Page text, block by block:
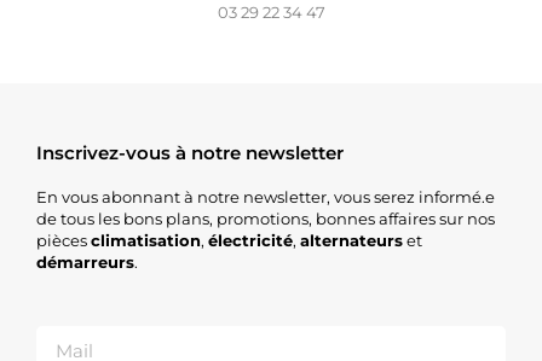
03 29 22 34 47
Inscrivez-vous à notre newsletter
En vous abonnant à notre newsletter, vous serez informé.e
de tous les bons plans, promotions, bonnes affaires sur nos
piècesclimatisation, électricité, alternateurset
démarreurs.